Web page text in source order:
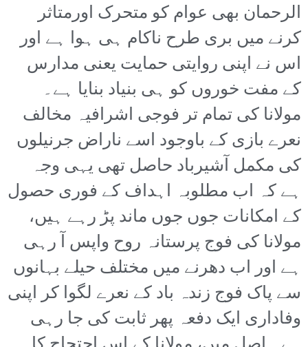
الرحمان بھی عوام کو متحرک اورمتاثر
کرنے میں بری طرح ناکام ہی ہوا ہے اور
اس نے اپنی روایتی حمایت یعنی مدارس
کے مفت خوروں کو ہی بنیاد بنایا ہے۔
مولانا کی تمام تر فوجی اشرافیہ مخالف
نعرے بازی کے باوجود اسے ناراض جرنیلوں
کی مکمل آشیرباد حاصل تھی یہی وجہ
ہے کہ اب مطلوبہ اہداف کے فوری حصول
کے امکانات جوں جوں ماند پڑ رہے ہیں،
مولانا کی فوج پرستانہ روح واپس آ رہی
ہے اور اب دھرنے میں مختلف حیلے بہانوں
سے پاک فوج زندہ باد کے نعرے لگوا کر اپنی
وفاداری ایک دفعہ پھر ثابت کی جا رہی